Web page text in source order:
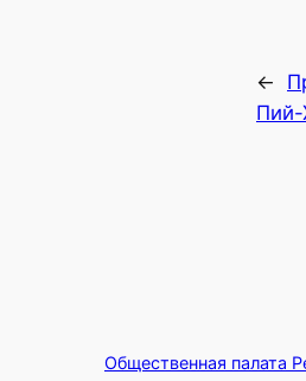
←
Пий-
Общественная палата